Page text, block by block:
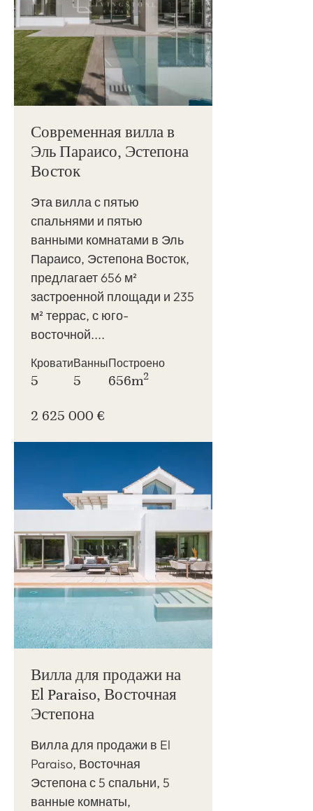
Современная вилла в
Эль Параисо, Эстепона
Восток
Эта вилла с пятью
спальнями и пятью
ванными комнатами в Эль
Параисо, Эстепона Восток,
предлагает 656 м²
застроенной площади и 235
м² террас, с юго-
восточной....
Кровати
5
Ванны
5
Построено
656m2
2 625 000 €
Вилла для продажи на
El Paraiso, Восточная
Эстепона
Вилла для продажи в El
Paraiso, Восточная
Эстепона с 5 спальни, 5
ванные комнаты,